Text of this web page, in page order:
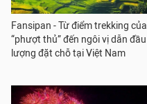
Fansipan - Từ điểm trekking của
“phượt thủ” đến ngôi vị dẫn đầu
lượng đặt chỗ tại Việt Nam